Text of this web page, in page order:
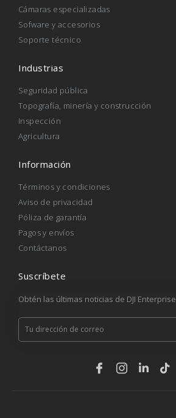
Cámaras especializadas
Sofware y accesorios
Soporte técnico
Industrias
Seguridad pública
Topografía, minería y construcción
Inspección
Agricultura
Información
Términos y condiciones
Aviso de privacidad
Póliza de garantía
Pagos y envíos
Contáctanos
Suscríbete
Obtén las últimas noticias de DJI Enterprise